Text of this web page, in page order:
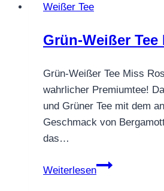
Weißer Tee
Grün-Weißer Tee
Grün-Weißer Tee Miss
wahrlicher Premiumtee!
und Grüner Tee mit dem
Geschmack von
das…
Weiterlesen
Grün-